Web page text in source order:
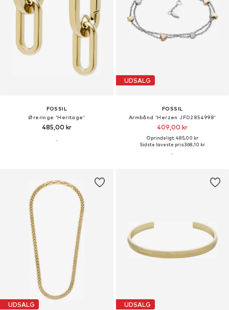
FOSSIL
Øreringe 'Heritage'
485,00 kr
UDSALG
FOSSIL
Armbånd 'Herzen JF02854998'
409,00 kr
Oprindeligt: 485,00 kr
Sidste laveste pris:368,10 kr
UDSALG UDSALG